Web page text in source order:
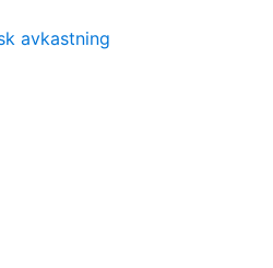
avkastning